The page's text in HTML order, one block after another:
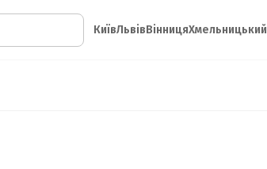
КиївЛьвівВінницяХмельницький